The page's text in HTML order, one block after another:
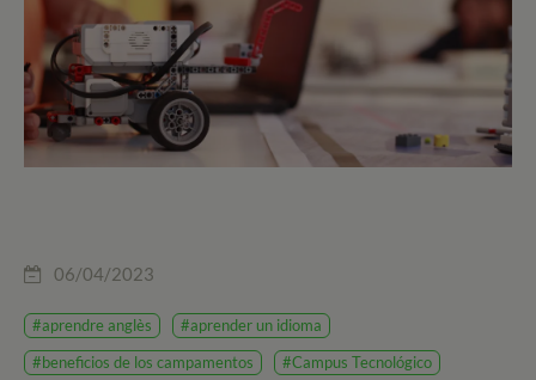
06/04/2023
#aprendre anglès
#aprender un idioma
#beneficios de los campamentos
#Campus Tecnológico